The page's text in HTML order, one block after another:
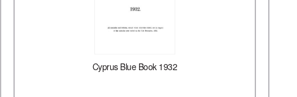
Cyprus Blue Book 1932